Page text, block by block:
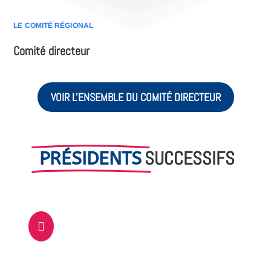
LE COMITÉ RÉGIONAL
Comité directeur
VOIR L'ENSEMBLE DU COMITÉ DIRECTEUR
PRÉSIDENTSSUCCESSIFS
